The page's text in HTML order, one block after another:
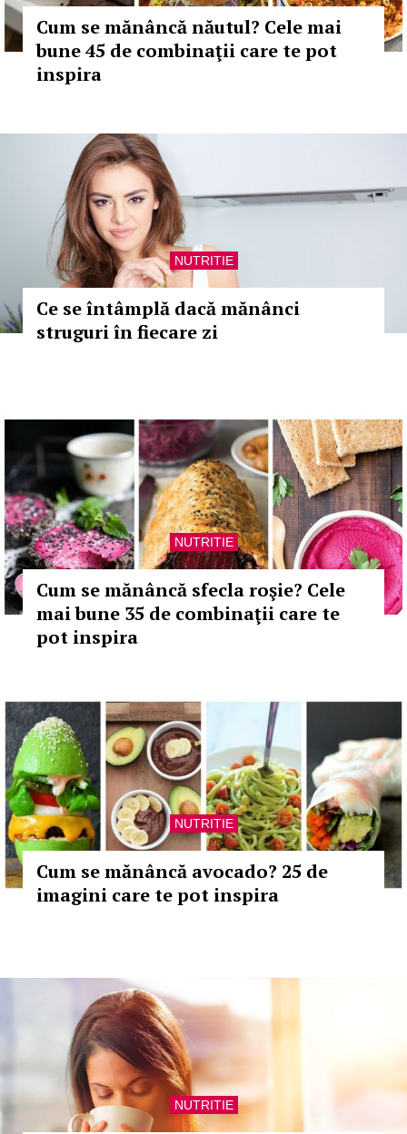
Cum se mănâncă năutul? Cele mai
bune 45 de combinaţii care te pot
inspira
NUTRITIE
Ce se întâmplă dacă mănânci
struguri în fiecare zi
NUTRITIE
Cum se mănâncă sfecla roşie? Cele
mai bune 35 de combinaţii care te
pot inspira
NUTRITIE
Cum se mănâncă avocado? 25 de
imagini care te pot inspira
NUTRITIE